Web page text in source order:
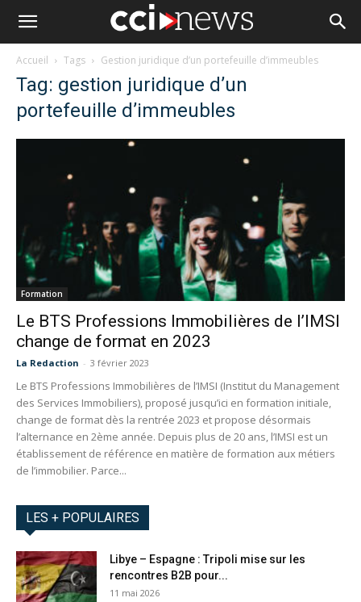
Accueil Tags Gestion juridique d’un portefeuille d’immeubles
Tag: gestion juridique d’un
portefeuille d’immeubles
Formation
Le BTS Professions Immobilières de l’IMSI
change de format en 2023
La Redaction - 3 février 2023
Le BTS Professions Immobilières de l’IMSI (Institut du Management
des Services Immobiliers), proposé jusqu’ici en formation initiale,
change de format dès la rentrée 2023 et propose désormais
l’alternance en 2ème année. Depuis plus de 20 ans, l’IMSI est un
établissement de référence en matière de formation aux métiers
de l’immobilier. Parce...
LES + POPULAIRES
Libye – Espagne : Tripoli mise sur les
rencontres B2B pour...
11 mai 2026